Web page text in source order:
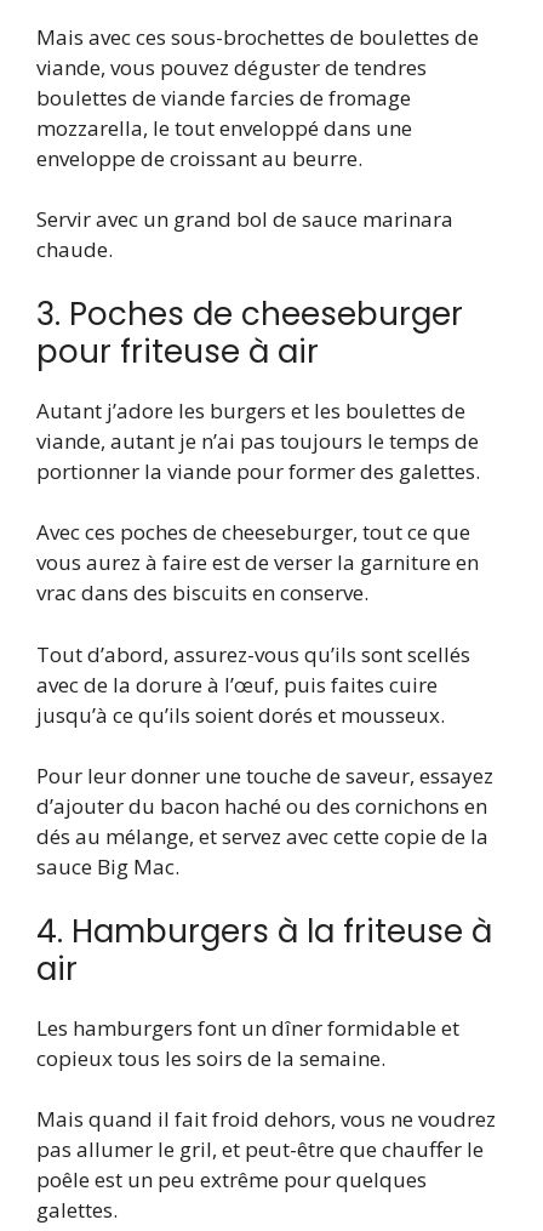
Mais avec ces sous-brochettes de boulettes de
viande, vous pouvez déguster de tendres
boulettes de viande farcies de fromage
mozzarella, le tout enveloppé dans une
enveloppe de croissant au beurre.
Servir avec un grand bol de sauce marinara
chaude.
3. Poches de cheeseburger
pour friteuse à air
Autant j’adore les burgers et les boulettes de
viande, autant je n’ai pas toujours le temps de
portionner la viande pour former des galettes.
Avec ces poches de cheeseburger, tout ce que
vous aurez à faire est de verser la garniture en
vrac dans des biscuits en conserve.
Tout d’abord, assurez-vous qu’ils sont scellés
avec de la dorure à l’œuf, puis faites cuire
jusqu’à ce qu’ils soient dorés et mousseux.
Pour leur donner une touche de saveur, essayez
d’ajouter du bacon haché ou des cornichons en
dés au mélange, et servez avec cette copie de la
sauce Big Mac.
4. Hamburgers à la friteuse à
air
Les hamburgers font un dîner formidable et
copieux tous les soirs de la semaine.
Mais quand il fait froid dehors, vous ne voudrez
pas allumer le gril, et peut-être que chauffer le
poêle est un peu extrême pour quelques
galettes.